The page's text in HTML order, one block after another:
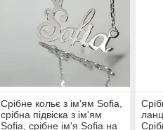
Срібне кольє з ім'ям Sofia,
срібна підвіска з ім'ям
Sofia, срібне ім'я Sofia на